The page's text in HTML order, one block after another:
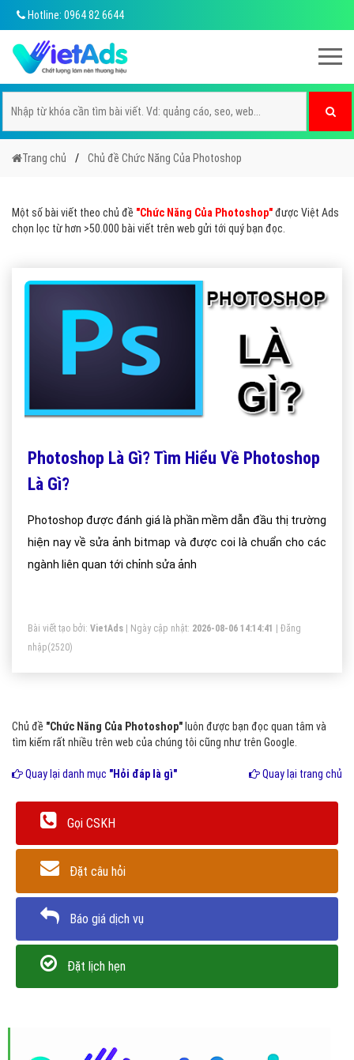
Hotline: 0964 82 6644
Trang chủ Chủ đề Chức Năng Của Photoshop
Một số bài viết theo chủ đề "Chức Năng Của Photoshop"được Việt Ads
chọn lọc từ hơn >50.000 bài viết trên web gửi tới quý bạn đọc.
Photoshop Là Gì? Tìm Hiểu Về Photoshop
Là Gì?
Photoshop được đánh giá là phần mềm dẫn đầu thị trường
hiện nay về sửa ảnh bitmap và được coi là chuẩn cho các
ngành liên quan tới chỉnh sửa ảnh
Bài viết tạo bởi: VietAds | Ngày cập nhật: 2026-08-06 14:14:41
Đăng
nhập(2520)
Chủ đề "Chức Năng Của Photoshop" luôn được bạn đọc quan tâm và
tìm kiếm rất nhiều trên web của chúng tôi cũng như trên Google.
Quay lại danh mục "Hỏi đáp là gì" Quay lại trang chủ
Gọi CSKH
Đặt câu hỏi
Báo giá dịch vụ
Đặt lịch hẹn